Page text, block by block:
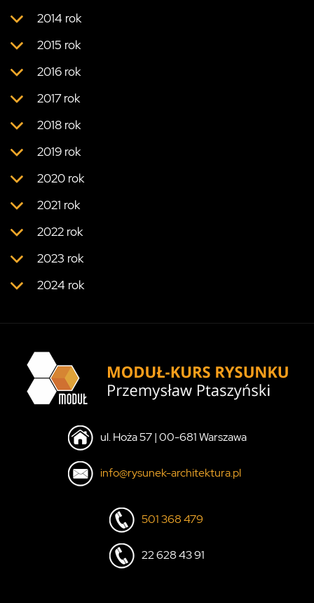
2014 rok
2015 rok
2016 rok
2017 rok
2018 rok
2019 rok
2020 rok
2021 rok
2022 rok
2023 rok
2024 rok
ul. Hoża 57 | 00-681 Warszawa
info@rysunek-architektura.pl
501 368 479
22 628 43 91